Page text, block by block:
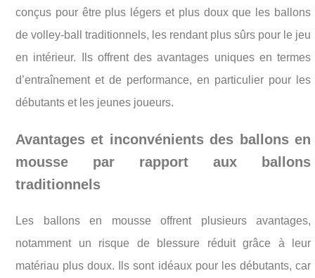
conçus pour être plus légers et plus doux que les ballons
de volley-ball traditionnels, les rendant plus sûrs pour le jeu
en intérieur. Ils offrent des avantages uniques en termes
d’entraînement et de performance, en particulier pour les
débutants et les jeunes joueurs.
Avantages et inconvénients des ballons en
mousse par rapport aux ballons
traditionnels
Les ballons en mousse offrent plusieurs avantages,
notamment un risque de blessure réduit grâce à leur
matériau plus doux. Ils sont idéaux pour les débutants, car